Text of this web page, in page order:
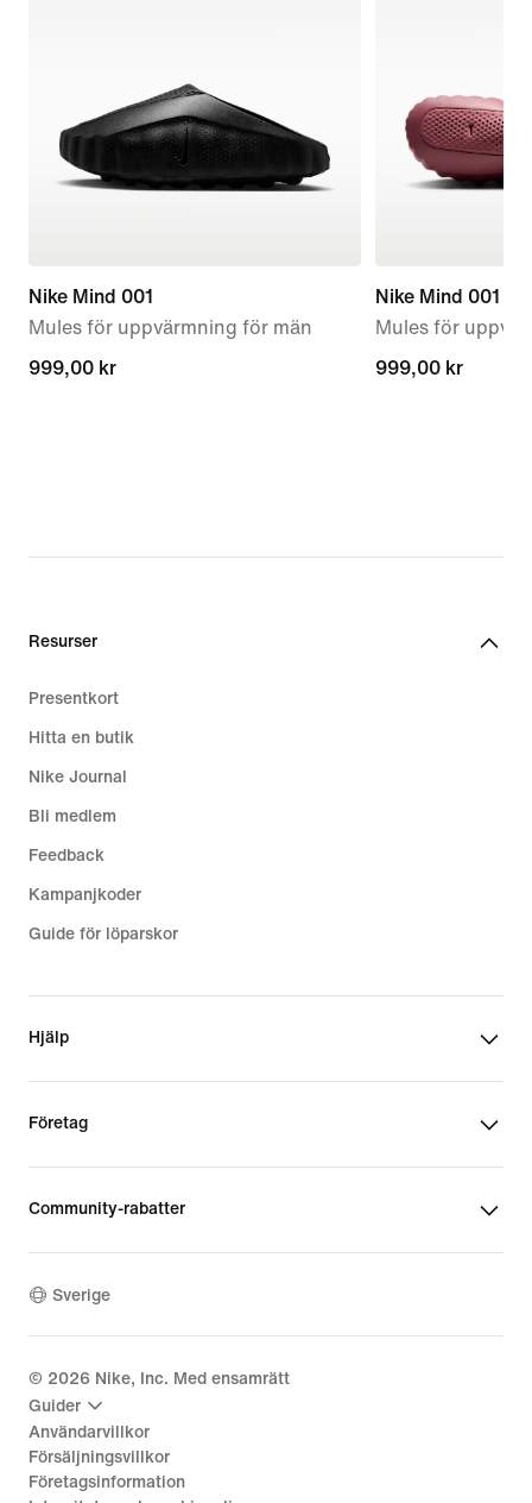
Nike Mind 001
Mules för uppvärmning för män
999,00 kr
999,00 kr
Nike Mind 001
Mules för
999,00 kr
999,00 kr
Resurser
Presentkort
Hitta en butik
Nike Journal
Bli medlem
Feedback
Kampanjkoder
Guide för löparskor
Hjälp
Företag
Community-rabatter
Sverige
© 2026 Nike, Inc. Med ensamrätt
Guider
Användarvillkor
Försäljningsvillkor
Företagsinformation